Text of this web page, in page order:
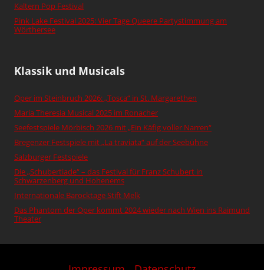
Kaltern Pop Festival
Pink Lake Festival 2025: Vier Tage Queere Partystimmung am
Wörthersee
Klassik und Musicals
Oper im Steinbruch 2026: „Tosca“ in St. Margarethen
Maria Theresia Musical 2025 im Ronacher
Seefestspiele Mörbisch 2026 mit „Ein Käfig voller Narren“
Bregenzer Festspiele mit „La traviata“ auf der Seebühne
Salzburger Festspiele
Die „Schubertiade“ – das Festival für Franz Schubert in
Schwarzenberg und Hohenems
Internationale Barocktage Stift Melk
Das Phantom der Oper kommt 2024 wieder nach Wien ins Raimund
Theater